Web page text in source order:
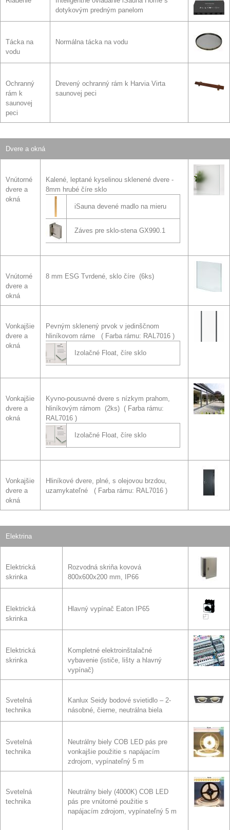
dotykovým predným panelom
Tácka na
vodu
Normálna tácka na vodu
Ochranný
rám k
saunovej
peci
Drevený ochranný rám k Harvia Virta
saunovej peci
Dvere a okná
Vnútorné
dvere a
okná
Kalené, leptané kyselinou sklenené dvere -
8mm hrubé číre sklo
iSauna devené madlo na mieru
Záves pre sklo-stena GX990.1
Vnútorné
dvere a
okná
8 mm ESG Tvrdené, sklo číre (6ks)
Vonkajšie
dvere a
okná
Pevným sklenený prvok v jedinščnom
hliníkovom ráme
Farba rámu: RAL7016
Izolačné Float, číre sklo
Vonkajšie
dvere a
okná
Kyvno-pousuvné dvere s nízkym prahom,
hliníkovým rámom (2ks)
Farba rámu:
RAL7016
Izolačné Float, číre sklo
Vonkajšie
dvere a
okná
Hliníkové dvere, plné, s olejovou brzdou,
uzamykateľné
Farba rámu: RAL7016
Elektrina
Elektrická
skrinka
Rozvodná skriňa kovová
800x600x200 mm, IP66
Elektrická
skrinka
Hlavný vypínač Eaton IP65
Elektrická
skrinka
Kompletné elektroinštalačné
vybavenie (ističe, lišty a hlavný
vypínač)
Svetelná
technika
Kanlux Seidy bodové svietidlo – 2-
násobné, čierne, neutrálna biela
Svetelná
technika
Neutrálny biely COB LED pás pre
vonkajšie použitie s napájacím
zdrojom, vypínateľný 5 m
Svetelná
technika
Neutrálny biely (4000K) COB LED
pás pre vnútorné použitie s
napájacím zdrojom, vypínateľný 5 m